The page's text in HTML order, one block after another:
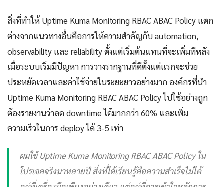
สิ่งที่ทำให้ Uptime Kuma Monitoring RBAC ABAC Policy แตก
ต่างจากแนวทางอื่นคือการให้ความสำคัญกับ automation,
observability และ reliability ตั้งแต่เริ่มต้นแทนที่จะเพิ่มทีหลัง
เมื่อระบบเริ่มมีปัญหา การวางรากฐานที่ดีตั้งแต่แรกจะช่วย
ประหยัดเวลาและค่าใช้จ่ายในระยะยาวอย่างมาก องค์กรที่นำ
Uptime Kuma Monitoring RBAC ABAC Policy ไปใช้อย่างถูก
ต้องรายงานว่าลด downtime ได้มากกว่า 60% และเพิ่ม
ความเร็วในการ deploy ได้ 3-5 เท่า
ผมใช้ Uptime Kuma Monitoring RBAC ABAC Policy ใน
โปรเจคจริงมาหลายปี สิ่งที่ได้เรียนรู้คือความสำเร็จไม่ได้